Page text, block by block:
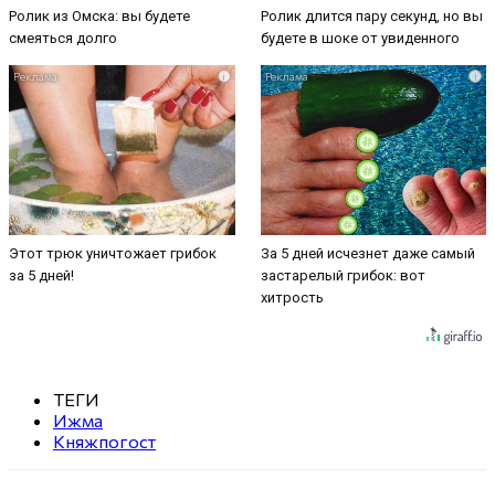
Ролик из Омска: вы будете
смеяться долго
Ролик длится пару секунд, но вы
будете в шоке от увиденного
i
Этот трюк уничтожает грибок
за 5 дней!
i
За 5 дней исчезнет даже самый
застарелый грибок: вот
хитрость
ТЕГИ
Ижма
Княжпогост